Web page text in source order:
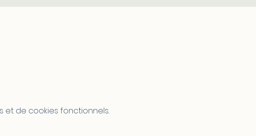
et de cookies fonctionnels.